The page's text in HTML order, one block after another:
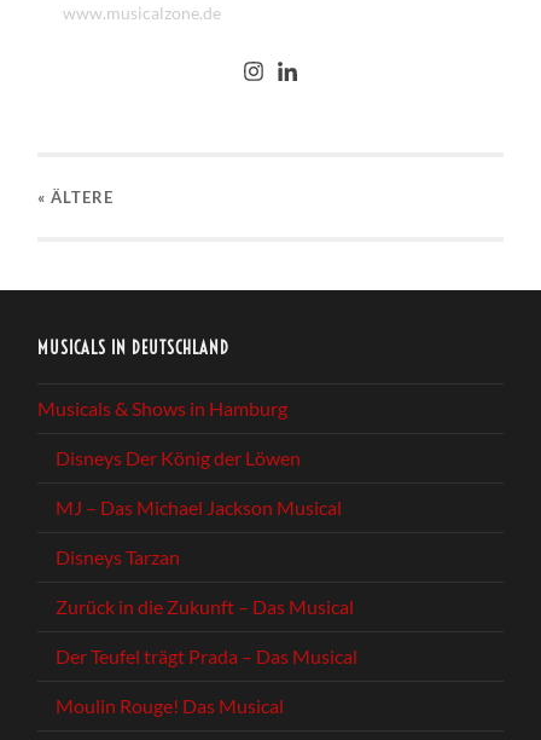
www.musicalzone.de
« ÄLTERE
MUSICALS IN DEUTSCHLAND
Musicals & Shows in Hamburg
Disneys Der König der Löwen
MJ – Das Michael Jackson Musical
Disneys Tarzan
Zurück in die Zukunft – Das Musical
Der Teufel trägt Prada – Das Musical
Moulin Rouge! Das Musical